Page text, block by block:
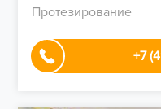
Протезирование
+7